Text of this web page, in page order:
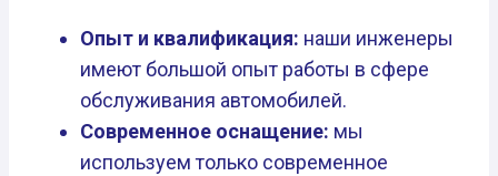
Опыт и квалификация: наши инженеры
имеют большой опыт работы в сфере
обслуживания автомобилей.
Современное оснащение: мы
используем только современное